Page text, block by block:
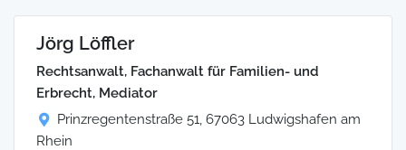
Jörg Löffler
Rechtsanwalt, Fachanwalt für Familien- und
Erbrecht, Mediator
Prinzregentenstraße 51, 67063 Ludwigshafen am
Rhein